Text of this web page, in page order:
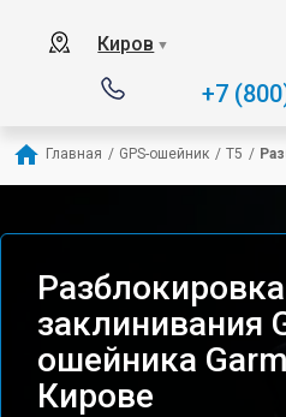
Киров ▼
+7
Главная / GPS-ошейник / T5 /
Разблокировка
заклинивания
ошейника
Кирове